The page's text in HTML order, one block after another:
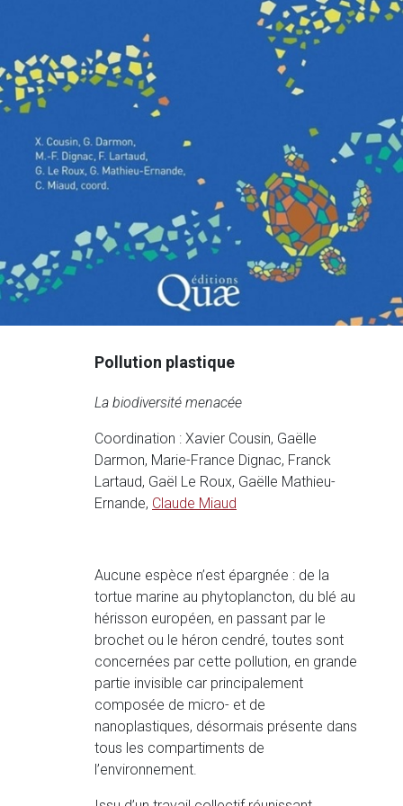
Pollution plastique
La biodiversité menacée
Coordination : Xavier Cousin, Gaëlle
Darmon, Marie-France Dignac, Franck
Lartaud, Gaël Le Roux, Gaëlle Mathieu-
Ernande, Claude Miaud
Aucune espèce n’est épargnée : de la
tortue marine au phytoplancton, du blé au
hérisson européen, en passant par le
brochet ou le héron cendré, toutes sont
concernées par cette pollution, en grande
partie invisible car principalement
composée de micro- et de
nanoplastiques, désormais présente dans
tous les compartiments de
l’environnement.